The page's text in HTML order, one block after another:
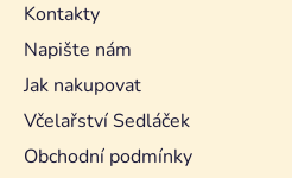
Kontakty
Napište nám
Jak nakupovat
Včelařství Sedláček
Obchodní podmínky